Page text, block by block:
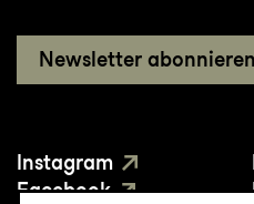
Newsletter abonnieren
Instagram
Facebook